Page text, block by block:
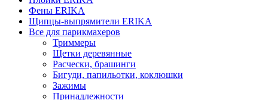
Фены ERIKA
Щипцы-выпрямители ERIKA
Все для парикмахеров
Триммеры
Щетки деревянные
Расчески, брашинги
Бигуди, папильотки, коклюшки
Зажимы
Принадлежности